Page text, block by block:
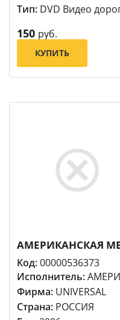
Тип: DVD Видео
150 руб.
КУПИТЬ
АМЕРИКАНСКАЯ
Код:00000536373
Исполнитель:
Фирма: UNIVERSAL
Страна: РОССИЯ